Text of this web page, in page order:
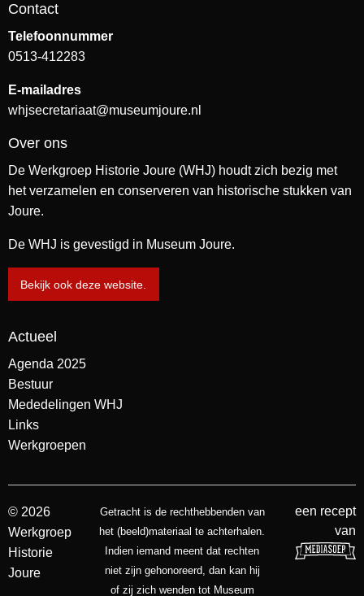
Contact
Telefoonnummer
0513-412283
E-mailadres
whjsecretariaat@museumjoure.nl
Over ons
De Werkgroep Historie Joure (WHJ) houdt zich bezig met
het verzamelen en conserveren van historische stukken van
Joure.
De WHJ is gevestigd in Museum Joure.
Bekijk ook deze website.
Actueel
Agenda 2025
Bestuur
Mededelingen WHJ
Links
Werkgroepen
© 2026
Werkgroep
Historie
Joure
Getracht is de rechthebbenden van
het (beeld)materiaal te achterhalen.
Indien iemand meent dat rechten
niet zijn gehonoreerd, dan kan hij
of zij zich wenden tot Museum
een recept
van